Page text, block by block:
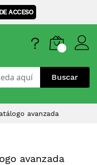
ACCESO
Buscar
avanzada
avanzada